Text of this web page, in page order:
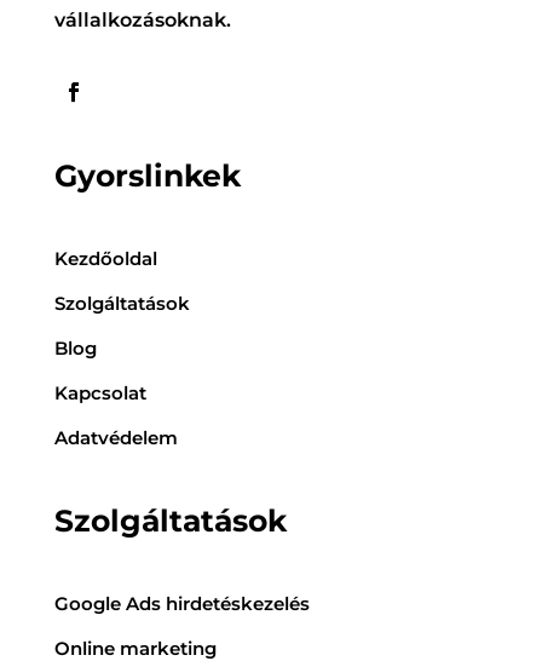
vállalkozásoknak.
Gyorslinkek
Kezdőoldal
Szolgáltatások
Blog
Kapcsolat
Adatvédelem
Szolgáltatások
Google Ads hirdetéskezelés
Online marketing